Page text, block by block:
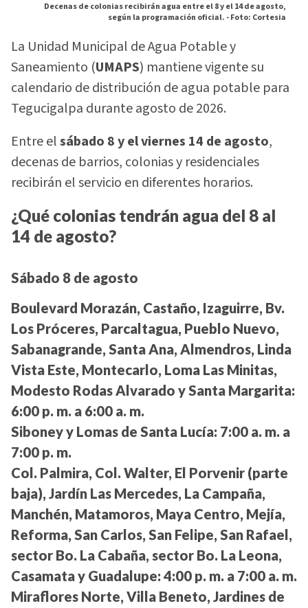
Decenas de colonias recibirán agua entre el 8 y el 14 de agosto,
según la programación oficial. -Foto: Cortesia
La Unidad Municipal de Agua Potable y
Saneamiento (UMAPS) mantiene vigente su
calendario de distribución de agua potable para
Tegucigalpa durante agosto de 2026.
Entre elsábado 8 y el viernes 14 de agosto,
decenas de barrios, colonias y residenciales
recibirán el servicio en diferentes horarios.
¿Qué colonias tendrán agua del 8 al
14 de agosto?
Sábado 8 de agosto
Boulevard Morazán, Castaño, Izaguirre, Bv.
Los Próceres, Parcaltagua, Pueblo Nuevo,
Sabanagrande, Santa Ana, Almendros, Linda
Vista Este, Montecarlo, Loma Las Minitas,
Modesto Rodas Alvarado y Santa Margarita:
6:00 p. m. a 6:00 a. m.
Siboney y Lomas de Santa Lucía: 7:00 a. m. a
7:00 p. m.
Col. Palmira, Col. Walter, El Porvenir (parte
baja), Jardín Las Mercedes, La Campaña,
Manchén, Matamoros, Maya Centro, Mejía,
Reforma, San Carlos, San Felipe, San Rafael,
sector Bo. La Cabaña, sector Bo. La Leona,
Casamata y Guadalupe: 4:00 p. m. a 7:00 a. m.
Miraflores Norte, Villa Beneto, Jardines de